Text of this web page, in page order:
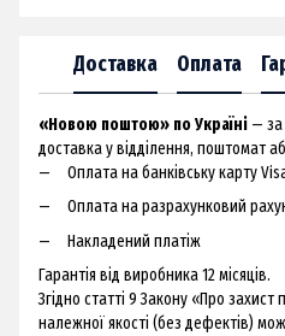
Доставка Оплата
«Новою поштою» по Україні — за
доставка у відділення, поштомат
Оплата на банківську карту
Оплата на разрахунковий
Накладений платіж
Гарантія від виробника 12 місяців.
Згідно статті 9 Закону «Про
належної якості (без дефектів)